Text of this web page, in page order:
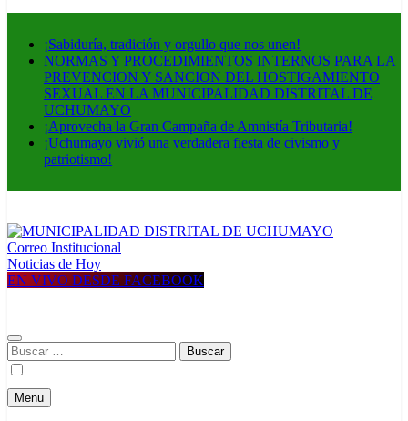
¡Sabiduría, tradición y orgullo que nos unen!
NORMAS Y PROCEDIMIENTOS INTERNOS PARA LA
PREVENCION Y SANCION DEL HOSTIGAMIENTO
SEXUAL EN LA MUNICIPALIDAD DISTRITAL DE
UCHUMAYO
¡Aprovecha la Gran Campaña de Amnistía Tributaria!
¡Uchumayo vivió una verdadera fiesta de civismo y
patriotismo!
MUNICIPALIDAD DISTRITAL DE UCHUMAYO
Construyendo una nueva Historia
Correo Institucional
Noticias de Hoy
EN VIVO DESDE FACEBOOK
Buscar:
Menu